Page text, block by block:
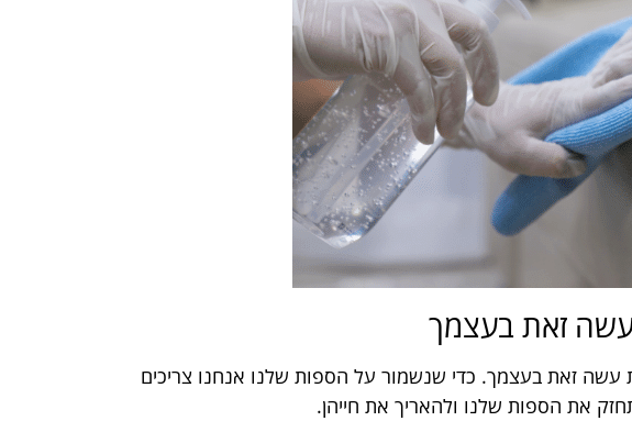
עשה זאת בעצמך
עשה זאת בעצמך. כדי שנשמור על הספות שלנו אנחנו צריכים
את הספות שלנו ולהאריך את חייהן.